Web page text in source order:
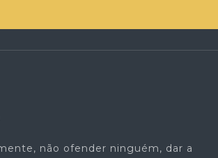
não ofender ninguém, dar a